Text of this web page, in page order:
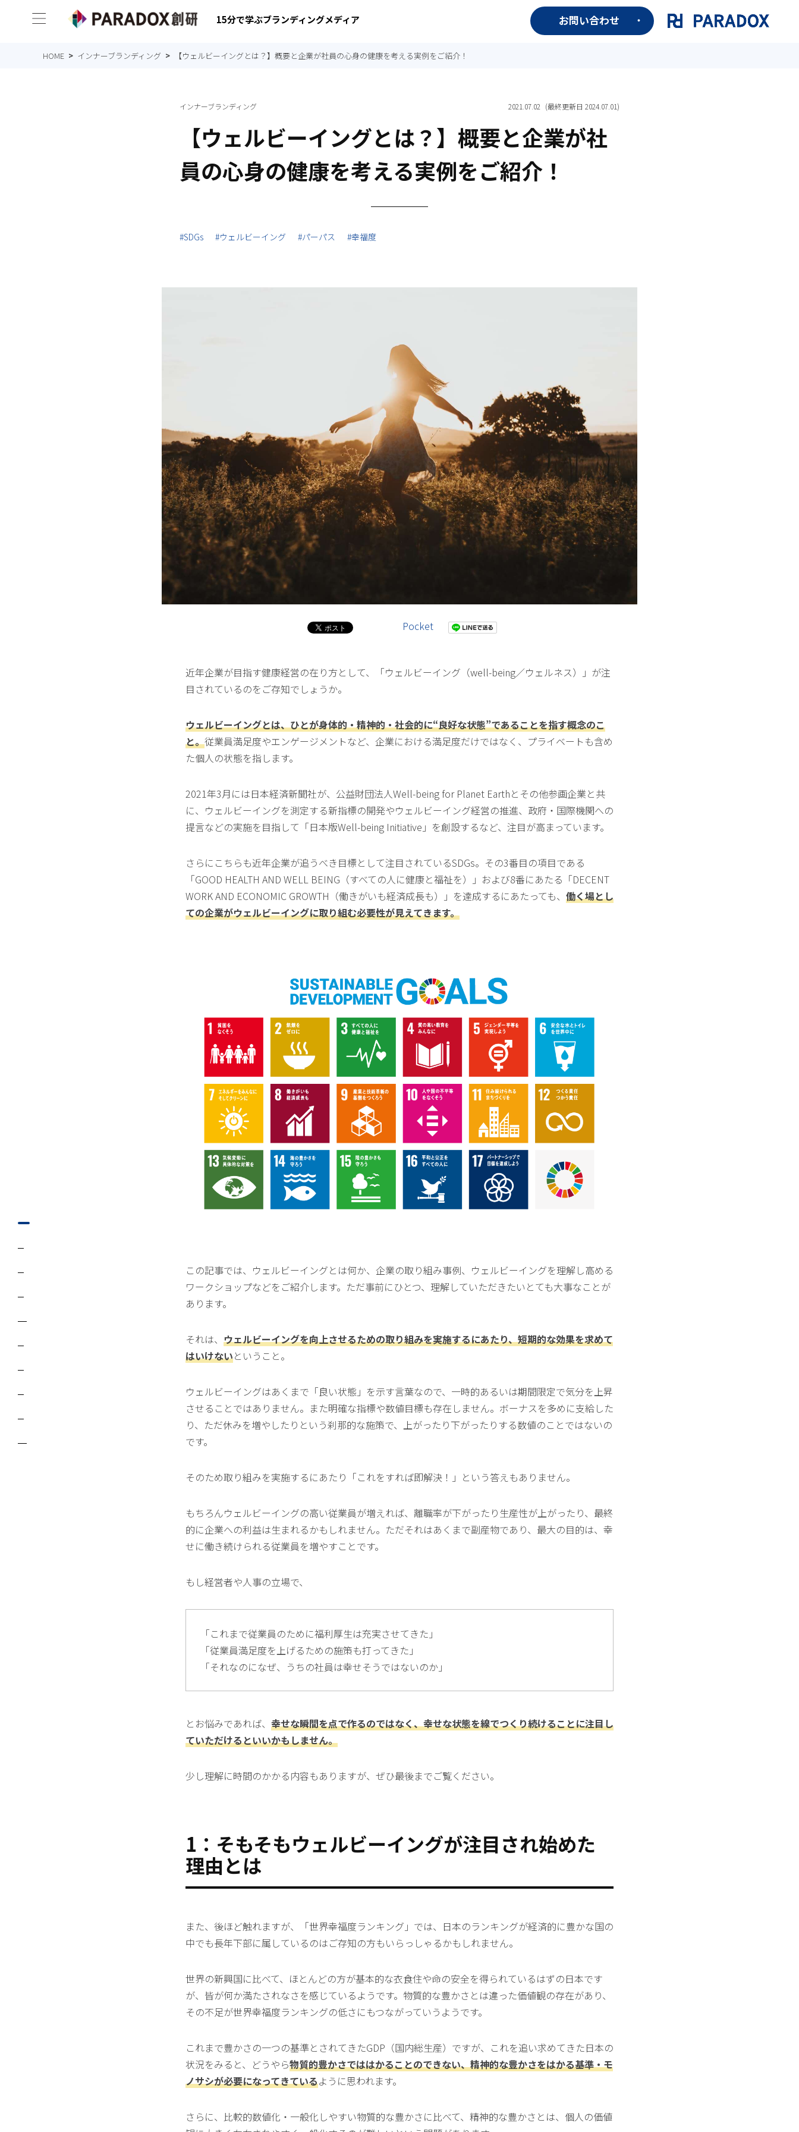
15分で学ぶブランディングメディア お問い合わせ
HOME インナーブランディング 【ウェルビーイングとは？】概要と企業が社員の心身の健康を考える実例をご紹介！
インナーブランディング 2021.07.02 (最終更新日 2024.07.01)
【ウェルビーイングとは？】概要と企業が社
員の心身の健康を考える実例をご紹介！
#SDGs #ウェルビーイング #パーパス #幸福度
Pocket
近年企業が目指す健康経営の在り方として、「ウェルビーイング（well-being／ウェルネス）」が注
目されているのをご存知でしょうか。
ウェルビーイングとは、ひとが身体的・精神的・社会的に“良好な状態”であることを指す概念のこ
と。従業員満足度やエンゲージメントなど、企業における満足度だけではなく、プライベートも含め
た個人の状態を指します。
2021年3月には日本経済新聞社が、公益財団法人Well-being for Planet Earthとその他参画企業と共
に、ウェルビーイングを測定する新指標の開発やウェルビーイング経営の推進、政府・国際機関への
提言などの実施を目指して「日本版Well-being Initiative」を創設するなど、注目が高まっています。
さらにこちらも近年企業が追うべき目標として注目されているSDGs。その3番目の項目である
「GOOD HEALTH AND WELL BEING（すべての人に健康と福祉を）」および8番にあたる「DECENT
WORK AND ECONOMIC GROWTH（働きがいも経済成長も）」を達成するにあたっても、 働く場とし
ての企業がウェルビーイングに取り組む必要性が見えてきます。
この記事では、ウェルビーイングとは何か、企業の取り組み事例、ウェルビーイングを理解し高める
ワークショップなどをご紹介します。ただ事前にひとつ、理解していただきたいとても大事なことが
あります。
それは、 ウェルビーイングを向上させるための取り組みを実施するにあたり、短期的な効果を求めて
はいけないということ。
ウェルビーイングはあくまで「良い状態」を示す言葉なので、一時的あるいは期間限定で気分を上昇
させることではありません。また明確な指標や数値目標も存在しません。ボーナスを多めに支給した
り、ただ休みを増やしたりという刹那的な施策で、上がったり下がったりする数値のことではないの
です。
そのため取り組みを実施するにあたり「これをすれば即解決！」という答えもありません。
もちろんウェルビーイングの高い従業員が増えれば、離職率が下がったり生産性が上がったり、最終
的に企業への利益は生まれるかもしれません。ただそれはあくまで副産物であり、最大の目的は、幸
せに働き続けられる従業員を増やすことです。
もし経営者や人事の立場で、
「これまで従業員のために福利厚生は充実させてきた」
「従業員満足度を上げるための施策も打ってきた」
「それなのになぜ、うちの社員は幸せそうではないのか」
とお悩みであれば、 幸せな瞬間を点で作るのではなく、幸せな状態を線でつくり続けることに注目し
ていただけるといいかもしません。
少し理解に時間のかかる内容もありますが、ぜひ最後までご覧ください。
1： そもそもウェルビーイングが注目され始めた
理由とは
また、後ほど触れますが、「世界幸福度ランキング」では、日本のランキングが経済的に豊かな国の
中でも長年下部に属しているのはご存知の方もいらっしゃるかもしれません。
世界の新興国に比べて、ほとんどの方が基本的な衣食住や命の安全を得られているはずの日本です
が、皆が何か満たされなさを感じているようです。物質的な豊かさとは違った価値観の存在があり、
その不足が世界幸福度ランキングの低さにもつながっていうようです。
これまで豊かさの一つの基準とされてきたGDP（国内総生産）ですが、これを追い求めてきた日本の
状況をみると、どうやら物質的豊かさでははかることのできない、精神的な豊かさをはかる基準・モ
ノサシが必要になってきているように思われます。
さらに、比較的数値化・一般化しやすい物質的な豊かさに比べて、精神的な豊かさとは、個人の価値